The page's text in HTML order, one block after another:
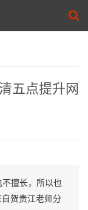
五点提升网
擅长，所以也
贺贵江老师分